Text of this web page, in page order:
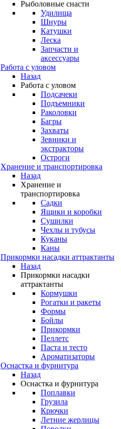
Рыболовные снасти
Удилища
Шнуры
Катушки
Леска
Запчасти и
аксессуары
Работа с уловом
Назад
Работа с уловом
Подсачеки
Подъемники
Раколовки
Багры
Захваты
Зевники и
экстракторы
Остроги
Хранение и транспортировка
Назад
Хранение и
транспортировка
Садки
Ящики и коробки
Сушилки
Чехлы и тубусы
Куканы
Каны
Прикормки насадки аттрактанты
Назад
Прикормки насадки
аттрактанты
Кормушки
Рогатки и ракеты
Формы
Бойлы
Прикормки
Пеллетс
Паста и тесто
Ароматизаторы
Оснастка и фурнитура
Назад
Оснастка и фурнитура
Поплавки
Грузила
Крючки
Летние жерлицы